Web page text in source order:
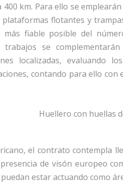
400 km. Para ello se
flotantes y
fiable posible del
trabajos se
localizadas, evaluando
contando para ello
Huellero con huellas
el contrato contempla
de visón europeo
estar actuando como